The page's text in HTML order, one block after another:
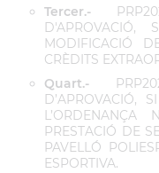
Tercer.-
MODIFICACIÓ
CRÈDITS
Quart.-
D’APROVACIÓ,
PRESTACIÓ DE
PAVELLÓ
ESPORTIVA.